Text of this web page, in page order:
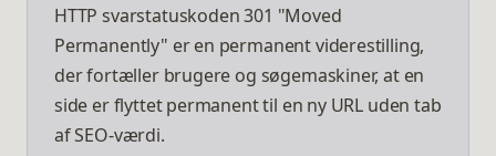
HTTP svarstatuskoden 301 "Moved
Permanently" er en permanent viderestilling,
der fortæller brugere og søgemaskiner, at en
side er flyttet permanent til en ny URL uden tab
af SEO-værdi.